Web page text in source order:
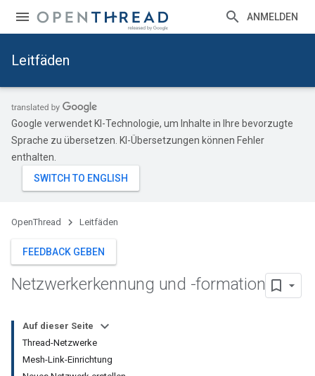
ANMELDEN
Leitfäden
Google verwendet KI-Technologie, um Inhalte in Ihre bevorzugte
Sprache zu übersetzen. KI-Übersetzungen können Fehler
enthalten.
OpenThread Leitfäden
FEEDBACK GEBEN
Netzwerkerkennung und -formation
Auf dieser Seite
Thread-Netzwerke
Mesh-Link-Einrichtung